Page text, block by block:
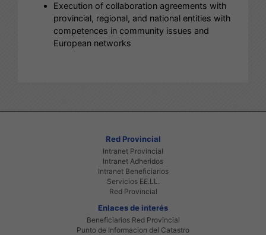
Execution of collaboration agreements with
provincial, regional, and national entities with
competences in community issues and
European networks
Red Provincial
Intranet Provincial
Intranet Adheridos
Intranet Beneficiarios
Servicios EE.LL.
Red Provincial
Enlaces de interés
Beneficiarios Red Provincial
Punto de Informacion del Catastro